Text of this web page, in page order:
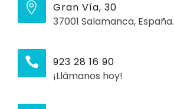
Gran Vía, 30
37001 Salamanca, España.
923 28 16 90
¡Llámanos hoy!